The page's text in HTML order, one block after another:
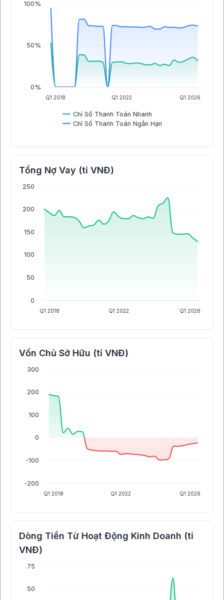
Chỉ Số Thanh Toán Nhanh
Chỉ Số Thanh Toán Ngắn Hạn
Q1 2018 Q1 2022 Q1 2026
0%
50%
100%
Tổng Nợ Vay (tỉ VNĐ)
Q1 2018 Q1 2022 Q1 2026
0
50
100
150
200
250
Vốn Chủ Sở Hữu (tỉ VNĐ)
Q1 2018 Q1 2022 Q1 2026
-200
-100
0
100
200
300
Dòng Tiền Từ Hoạt Động Kinh Doanh (tỉ
VNĐ)
50
75